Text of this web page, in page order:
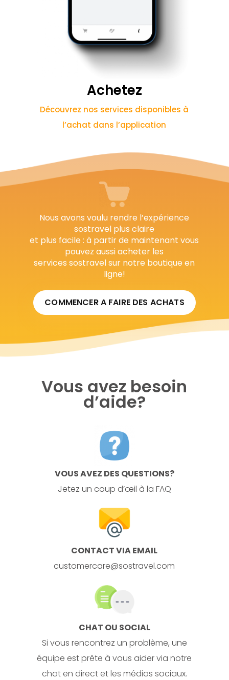
Achetez
Découvrez nos services disponibles à
l’achat dans l’application
Nous avons voulu rendre l’expérience
sostravel plus claire
et plus facile : à partir de maintenant vous
pouvez aussi acheter les
services sostravel sur notre boutique en
ligne!
COMMENCER A FAIRE DES ACHATS
Vous avez besoin
d’aide?
VOUS AVEZ DES QUESTIONS?
Jetez un coup d’œil à la FAQ
CONTACT VIA EMAIL
customercare@sostravel.com
CHAT OU SOCIAL
Si vous rencontrez un problème, une
équipe est prête à vous aider via notre
chat en direct et les médias sociaux.